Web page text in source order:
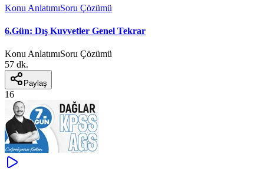
Konu AnlatımıSoru Çözümü
6.Gün: Dış Kuvvetler Genel Tekrar
Konu AnlatımıSoru Çözümü
57 dk.
Paylaş
16